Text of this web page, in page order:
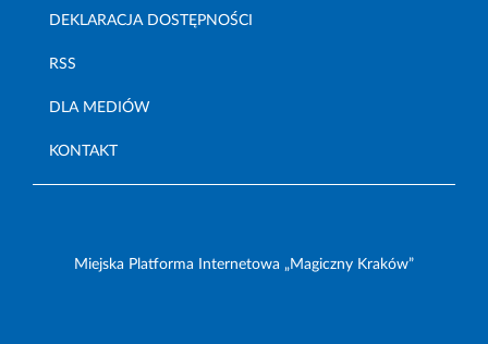
DEKLARACJA DOSTĘPNOŚCI
RSS
DLA MEDIÓW
KONTAKT
Miejska Platforma Internetowa „Magiczny Kraków”